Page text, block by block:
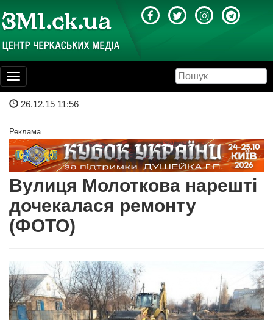
Toggle
navigation
26.12.15 11:56
Реклама
Вулиця Молоткова нарешті
дочекалася ремонту
(ФОТО)